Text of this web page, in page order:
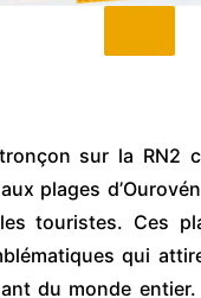
sur la RN2
plages
touristes. Ces
qui
du monde entier.